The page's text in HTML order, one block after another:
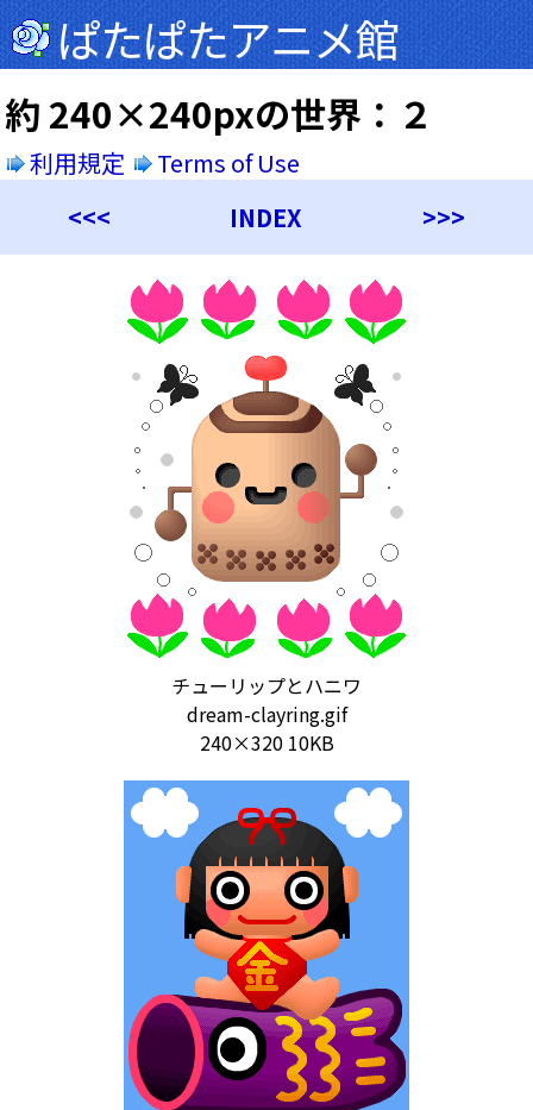
ぱたぱたアニメ館
約 240×240pxの世界：２
利用規定
Terms of Use
<<<
INDEX >>>
チューリップとハニワ
dream-clayring.gif
240×320 10KB